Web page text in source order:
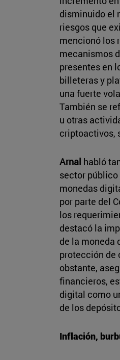
disminuido el
riesgos que
mencionó los
mecanismos
presentes en
billeteras y
una fuerte
También se
u otras
criptoactivos,
Arnal habló
sector
monedas
por parte del
los
destacó la
de la moneda
protección de
obstante,
financieros,
digital como
de los
Inflación,